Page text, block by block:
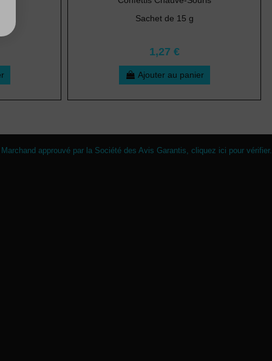
Sachet de 15 g
1,27 €
Ajouter au panier
Marchand approuvé par la Société des Avis Garantis, cliquez ici pour vérifier.